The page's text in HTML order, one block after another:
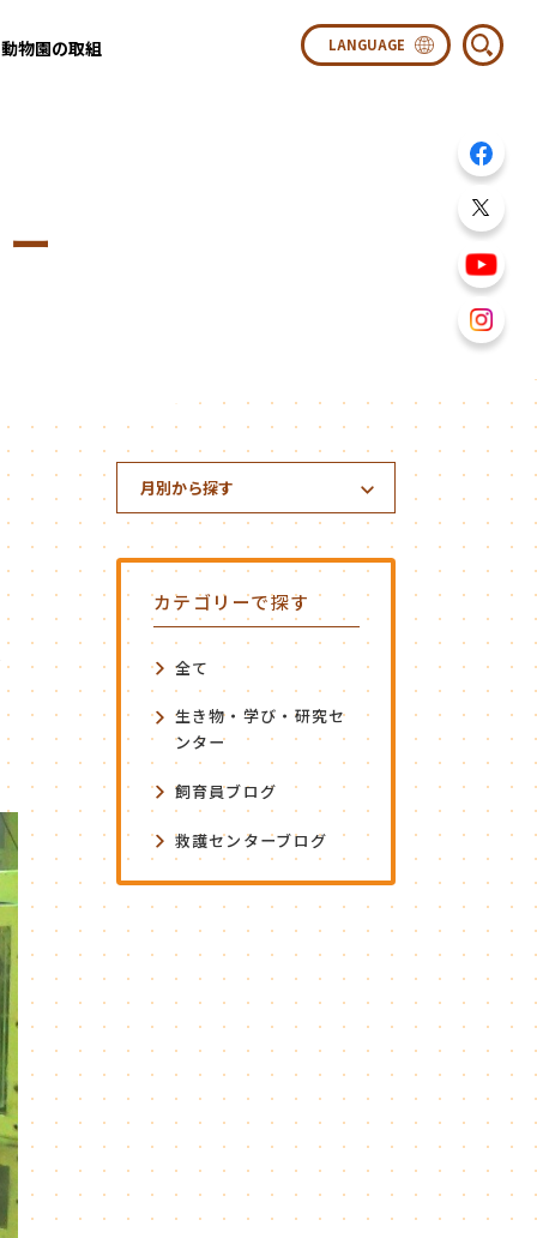
動物園の取組
カテゴリーで探す
全て
生き物・学び・研究セ
ンター
飼育員ブログ
救護センターブログ